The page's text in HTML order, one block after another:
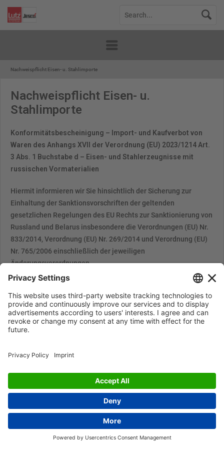
Nachweispflicht Eisen- u. Stahlimporte
Nachweispflicht Eisen- u.
Stahlimporte
Konformitätsbescheinigung – Import- und Kaufverbot von
Waren des Anhangs XVII der Verordnung (EU) 2023/1214 Art.
3 Abs. 1 Buchstabe d – Eisen- und Stahlerzeugnisse mit
russischen Vormaterialien
Hiermit informieren wir Sie hinsichtlich der Sicherung zur
Einhaltung der Sanktionsvorschriften der geltenden
gesetzlichen Regelungen des EU Rechts zur Sanktionierung von
Russland und Belarus insbesondere die Verordnungen (EU) Nr.
833/2014, Verordnung (EU) Nr. 269/2014 und Verordnung (EU)
Nr. 765/2006 einschließlich der jeweiligen
Änderungsverordnungen.
Dies umfasst auch die Vorgabe des sog. 11.Sanktionspakets,
veröffentlicht wurde, wonach der Import und Kauf bestimmter
Stahlerzeugnissen aus Drittländern, die unter Verwendung von
Stahl mit Ursprung in Russland verarbeitet wurde, verboten ist.
Mit diesem Schreiben machen wir darauf aufmerksam, dass
jeweils gültigen Fassung betroffen sind, ab genanntem Datum
nicht mehr an uns oder von uns geliefert oder verkauft werden
Wir weisen darauf hin, dass selbstverständlich unsere
Vorlieferanten auf die Verordnung und die damit verbundenen
Verpflichtungen hingewiesen wurden.